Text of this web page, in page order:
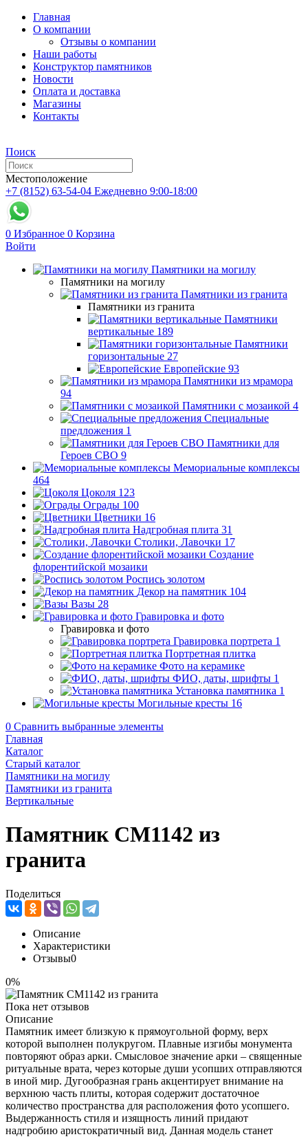
Главная
О компании
Отзывы о компании
Наши работы
Конструктор памятников
Новости
Оплата и доставка
Магазины
Контакты
Поиск
Местоположение
+7 (8152) 63-54-04 Ежедневно 9:00-18:00
0 Избранное 0 Корзина
Войти
Памятники на могилу
Памятники на могилу
Памятники из гранита
Памятники из гранита
Памятники
вертикальные 189
Памятники
горизонтальные 27
Европейские 93
Памятники из мрамора
94
Памятники с мозаикой 4
Специальные
предложения 1
Памятники для
Героев СВО 9
Мемориальные комплексы
464
Цоколя 123
Ограды 100
Цветники 16
Надгробная плита 31
Столики, Лавочки 17
Создание
флорентийской мозаики
Роспись золотом
Декор на памятник 104
Вазы 28
Гравировка и фото
Гравировка и фото
Гравировка портрета 1
Портретная плитка
Фото на керамике
ФИО, даты, шрифты 1
Установка памятника 1
Могильные кресты 16
0 Сравнить выбранные элементы
Главная
Каталог
Старый каталог
Памятники на могилу
Памятники из гранита
Вертикальные
Памятник CM1142 из
гранита
Поделиться
Описание
Характеристики
Отзывы0
0%
Пока нет отзывов
Описание
Памятник имеет близкую к прямоугольной форму, верх
которой выполнен полукругом. Плавные изгибы монумента
повторяют образ арки. Смысловое значение арки – священные
ритуальные врата, через которые души усопших отправляются
в иной мир. Дугообразная грань акцентирует внимание на
верхнюю часть плиты, которая содержит достаточное
количество пространства для расположения фото усопшего.
Выдержанность стиля и изящность линий придают
надгробию аристократичный вид. Данная модель станет